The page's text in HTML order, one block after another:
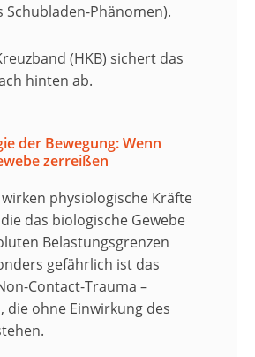
Schubladen-Phänomen).
(HKB) sichert das
hinten ab.
der Bewegung: Wenn
zerreißen
physiologische Kräfte
das biologische Gewebe
Belastungsgrenzen
gefährlich ist das
Contact-Trauma –
die ohne Einwirkung des